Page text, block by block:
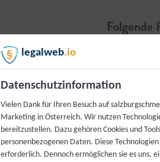
Folgende
legalweb.io
Datenschutzinformation
Vielen Dank für Ihren Besuch auf
Marketing in Österreich. Wir nutzen
bereitzustellen. Dazu gehören Cookies und
personenbezogenen Daten. Diese
erforderlich. Dennoch ermöglichen sie es uns,